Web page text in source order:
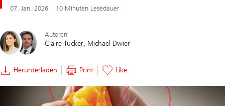
07. Jan. 2026
10 Minuten Lesedauer
Autoren
Claire Tucker Michael Dwier
Herunterladen Print Like